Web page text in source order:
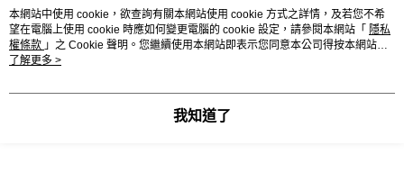
熱門標籤
本網站中使用 cookie，欲查詢有關本網站使用 cookie 方式之詳情，及若您不希
望在電腦上使用 cookie 時應如何變更電腦的 cookie 設定，請參閱本網站「 隱私
權條款 」之 Cookie 聲明。您繼續使用本網站即表示您同意本公司得按本網站使
用條款之 Cookie 聲明使用 cookie。
了解更多 >
我知道了